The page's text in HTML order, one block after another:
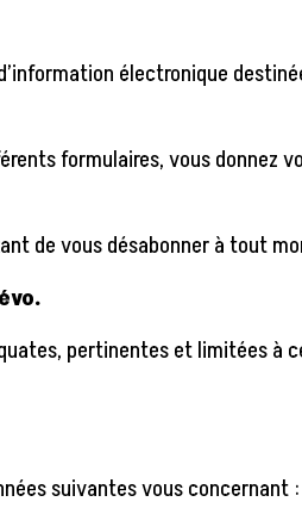
électronique
formulaires, vous donnez
de vous désabonner à tout
pertinentes et limitées à
suivantes vous concernant :